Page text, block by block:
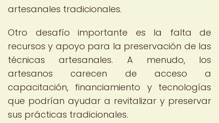
artesanales tradicionales.
Otro desafío importante es la falta de
recursos y apoyo para la preservación de las
técnicas artesanales. A menudo, los
artesanos carecen de acceso a
capacitación, financiamiento y tecnologías
que podrían ayudar a revitalizar y preservar
sus prácticas tradicionales.